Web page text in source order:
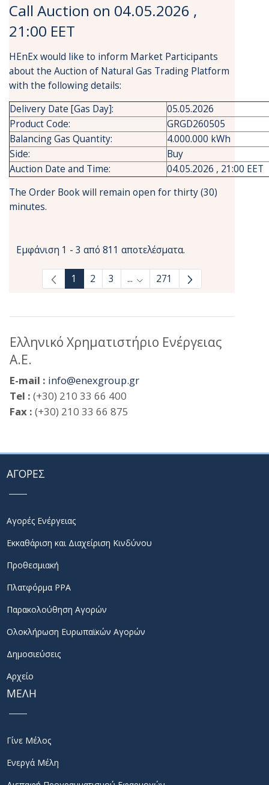
Call Auction on 04.05.2026 ,
21:00 EET
HEnEx would like to inform Market Participants
about the Auction of Natural Gas Trading Platform
with the following details:
Delivery Date [Gas Day]:
05.05.2026
Product Code:
GRGD260505
Balancing Gas Quantity:
4.000.000 kWh
Side:
Buy
Auction Date and Time:
04.05.2026 , 21:00 EET
The Order Book will remain open for thirty (30)
minutes.
Εμφάνιση 1 - 3 από 811 αποτελέσματα.
1 2 3 ... Ενδιάμεσες σελίδες Use TAB
271
Ελληνικό Χρηματιστήριο Ενέργειας
Α.Ε.
E-mail : info@enexgroup.gr
Tel : (+30) 210 33 66 400
Fax : (+30) 210 33 66 875
ΑΓΟΡΕΣ
Αγορές Ενέργειας
Εκκαθάριση και Διαχείριση Κινδύνου
Προθεσμιακή
Πλατφόρμα PPA
Παρακολούθηση Αγορών
Ολοκλήρωση Ευρωπαϊκών Αγορών
Δημοσιεύσεις
Αρχείο
ΜΕΛΗ
Γίνε Μέλος
Ενεργά Μέλη